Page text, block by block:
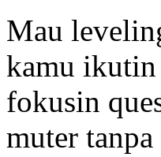
Mau
kamu
fokusin
muter